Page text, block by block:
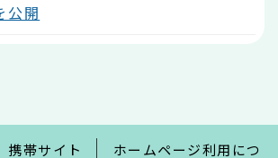
公開
携帯サイト
ホームページ利用につ